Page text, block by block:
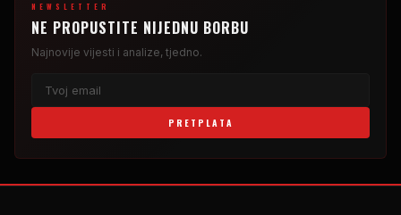
NEWSLETTER
NE PROPUSTITE NIJEDNU BORBU
Najnovije vijesti i analize, tjedno.
PRETPLATA